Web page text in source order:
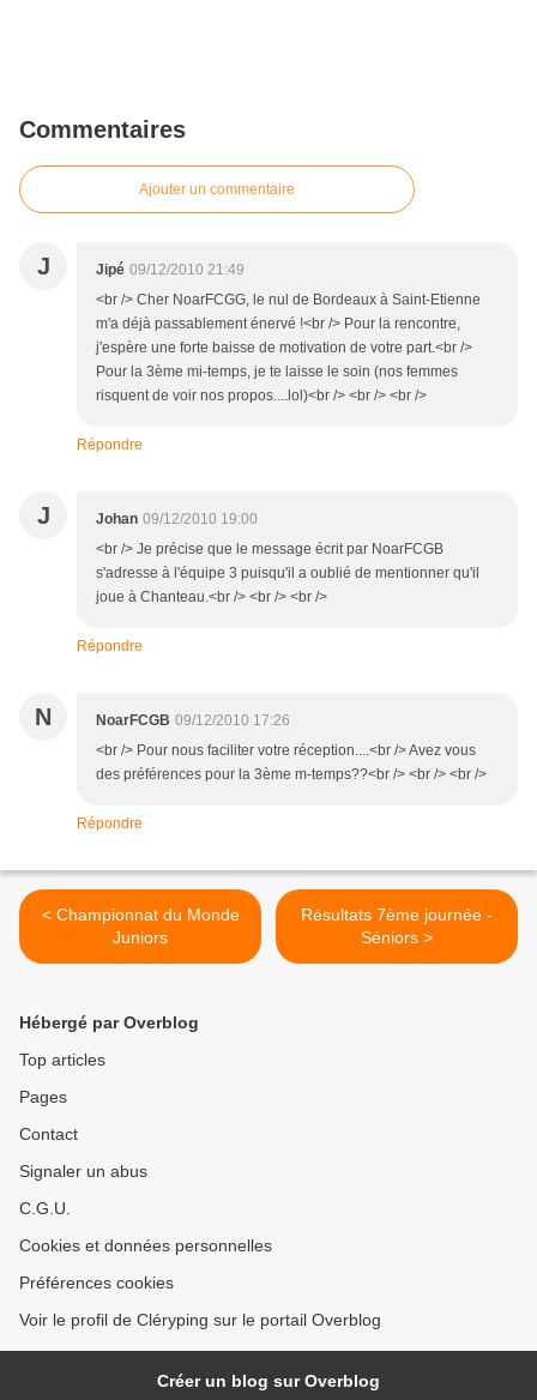
Commentaires
Ajouter un commentaire
J Jipé 09/12/2010 21:49
<br /> Cher NoarFCGG, le nul de Bordeaux à Saint-Etienne
m'a déjà passablement énervé !<br /> Pour la rencontre,
j'espère une forte baisse de motivation de votre part.<br />
Pour la 3ème mi-temps, je te laisse le soin (nos femmes
risquent de voir nos propos....lol)<br /> <br /> <br />
Répondre
J Johan 09/12/2010 19:00
<br /> Je précise que le message écrit par NoarFCGB
s'adresse à l'équipe 3 puisqu'il a oublié de mentionner qu'il
joue à Chanteau.<br /> <br /> <br />
Répondre
N NoarFCGB 09/12/2010 17:26
<br /> Pour nous faciliter votre réception....<br /> Avez vous
des préférences pour la 3ème m-temps??<br /> <br /> <br />
Répondre
< Championnat du Monde
Juniors
Résultats 7ème journée -
Séniors >
Hébergé par Overblog
Top articles
Pages
Contact
Signaler un abus
C.G.U.
Cookies et données personnelles
Préférences cookies
Voir le profil de Cléryping sur le portail Overblog
Créer un blog sur Overblog